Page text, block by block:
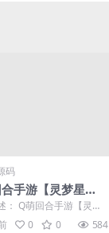
码
手游【灵梦星
新整理Linux手工
+GM授权后台+本
： Q萌回合手游【灵梦
新整理Linux手工服务端
后台+...
0 0 584